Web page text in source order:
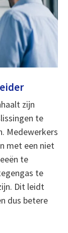
zijn
te
Medewerkers
met een niet
te
te
Dit leidt
dus betere